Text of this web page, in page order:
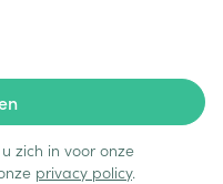
zich in voor onze
privacy policy.